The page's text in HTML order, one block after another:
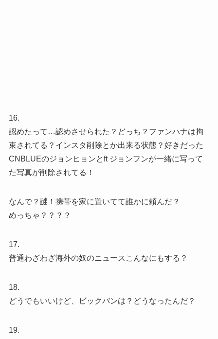
16.
認めたって…認めさせられた？どっち？ファンハナは拘
束されてる？インスタ削除とか出来る状態？好きだった
CNBLUEのジョンヒョンとft ジョンフンが一緒に写って
た写真が削除されてる！
なんで？謎！携帯を家に置いてて誰かに頼んだ？
めっちゃ？？？？
17.
普通わざわざ海外の奴のニュースこんなにもする？
18.
どうでもいいけど、ビックバンは？どうなったんだ？
19.